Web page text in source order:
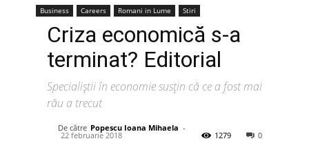
Business Careers Romani in Lume Stiri
Criza economică s-a
terminat? Editorial
Specialiștii în economie susțin că ce a fost mai
rău a trecut
De către Popescu Ioana Mihaela -
22 februarie 2018 0
1279